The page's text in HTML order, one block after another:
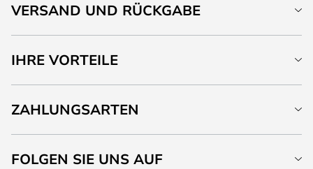
VERSAND UND RÜCKGABE
IHRE VORTEILE
ZAHLUNGSARTEN
FOLGEN SIE UNS AUF